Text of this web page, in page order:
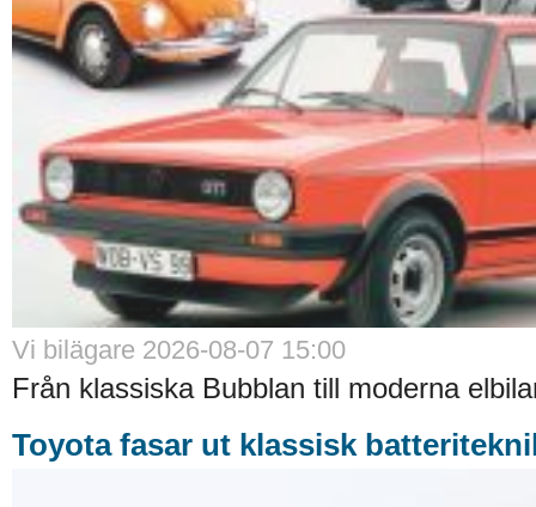
Vi bilägare 2026-08-07 15:00
Från klassiska Bubblan till moderna
Toyota fasar ut klassisk